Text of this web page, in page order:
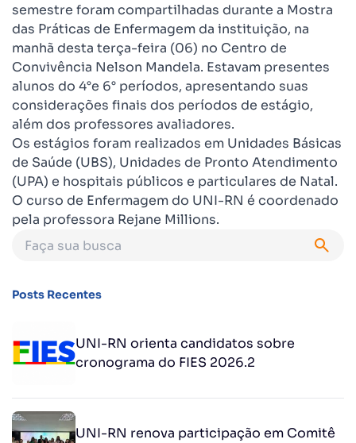
semestre foram compartilhadas durante a Mostra
das Práticas de Enfermagem da instituição, na
manhã desta terça-feira (06) no Centro de
Convivência Nelson Mandela. Estavam presentes
alunos do 4°e 6° períodos, apresentando suas
considerações finais dos períodos de estágio,
além dos professores avaliadores.
Os estágios foram realizados em Unidades Básicas
de Saúde (UBS), Unidades de Pronto Atendimento
(UPA) e hospitais públicos e particulares de Natal.
O curso de Enfermagem do UNI-RN é coordenado
pela professora Rejane Millions.
Posts Recentes
UNI-RN orienta candidatos sobre
cronograma do FIES 2026.2
UNI-RN renova participação em Comitê